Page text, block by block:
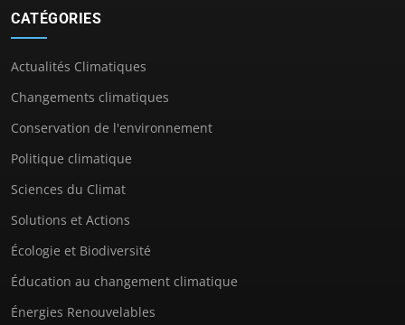
CATÉGORIES
Actualités Climatiques
Changements climatiques
Conservation de l'environnement
Politique climatique
Sciences du Climat
Solutions et Actions
Écologie et Biodiversité
Éducation au changement climatique
Énergies Renouvelables